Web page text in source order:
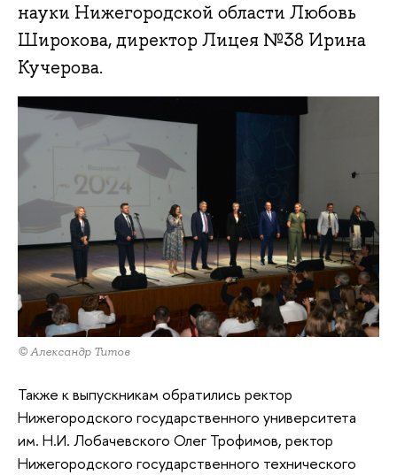
науки Нижегородской области Любовь
Широкова, директор Лицея №38 Ирина
Кучерова.
© Александр Титов
Также к выпускникам обратились ректор
Нижегородского государственного университета
им. Н.И. Лобачевского Олег Трофимов, ректор
Нижегородского государственного технического